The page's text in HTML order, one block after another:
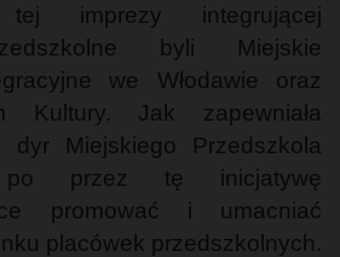
tej imprezy integrującej
byli Miejskie
we Włodawie oraz
Kultury. Jak zapewniała
dyr Miejskiego Przedszkola
po przez tę inicjatywę
promować i umacniać
placówek przedszkolnych.